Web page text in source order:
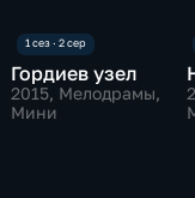
Гордиев узел
2015, Мелодрамы,
Мини